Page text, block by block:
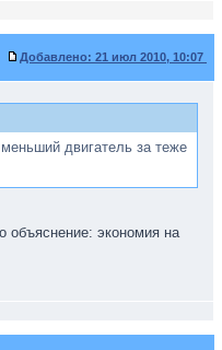
Добавлено: 21 июл 2010, 10:07
двигатель за теже
объяснение: экономия на